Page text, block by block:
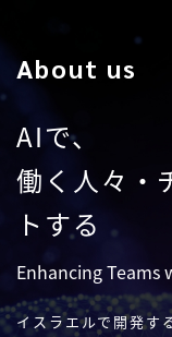
About us
AIで、
働く人々・
トする
Enhancing Teams
イスラエルで開発す